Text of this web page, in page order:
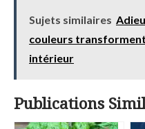
e
b
o
k
er
es
se
n
Sujets similaires
couleurs
intérieur
Publications